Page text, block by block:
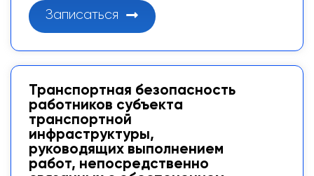
Записаться
Транспортная безопасность
работников субъекта
транспортной
инфраструктуры,
руководящих выполнением
работ, непосредственно